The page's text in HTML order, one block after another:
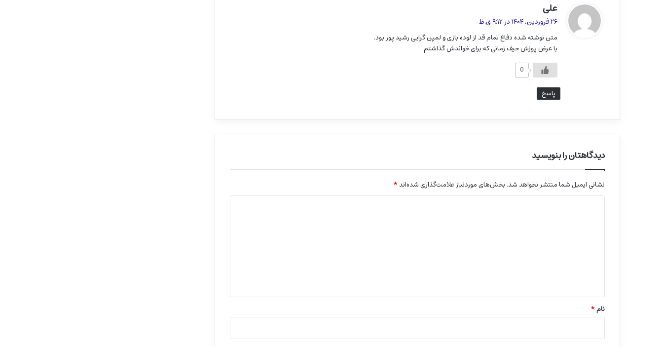
علی
ت
:
۲۶ فروردین, ۱۴۰۴ در ۹:۱۲ ق.ظ
متن نوشته شده دفاع تمام قد از لوده بازی و لمپن گرایی رشید پور بود.
با عرض پوزش حیف زمانی که برای خواندش گذاشتم
0
پاسخ
دیدگاهتان را بنویسید
نشانی ایمیل شما منتشر نخواهد شد. بخش‌های موردنیاز علامت‌گذاری شده‌اند*
نام*